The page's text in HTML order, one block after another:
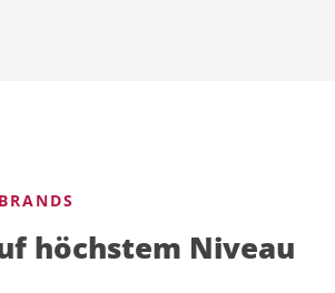
höchstem Niveau